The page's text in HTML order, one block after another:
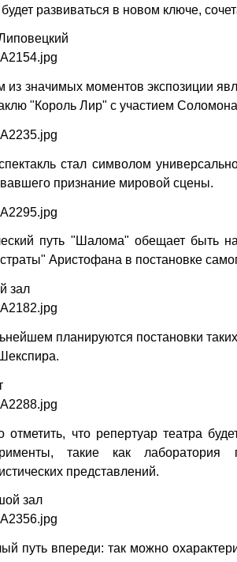
будет развиваться в новом ключе,
из значимых моментов экспозиции
"Король Лир" с участием
стал символом
признание мировой сцены.
путь "Шалома" обещает быть
Аристофана в постановке
зал
планируются постановки
отметить, что репертуар театра
такие как лаборатория
представлений.
зал
путь впереди: так можно